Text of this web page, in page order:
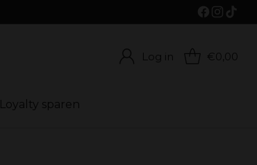
Log in €0,00
Loyalty sparen